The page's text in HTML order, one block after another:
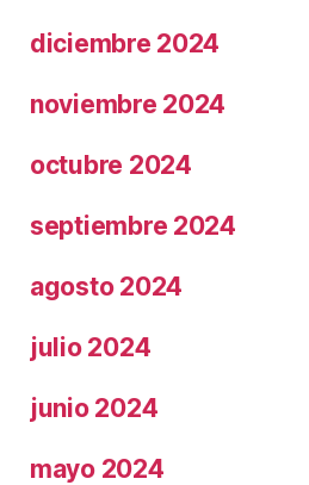
diciembre 2024
noviembre 2024
octubre 2024
septiembre 2024
agosto 2024
julio 2024
junio 2024
mayo 2024